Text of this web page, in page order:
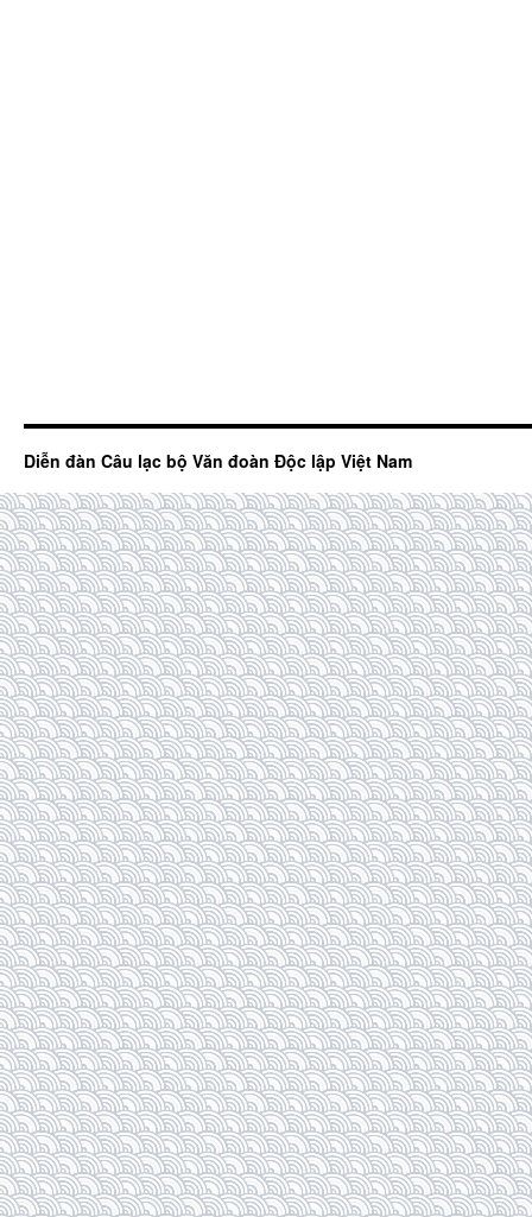
Diễn đàn Câu lạc bộ Văn đoàn Độc lập Việt Nam